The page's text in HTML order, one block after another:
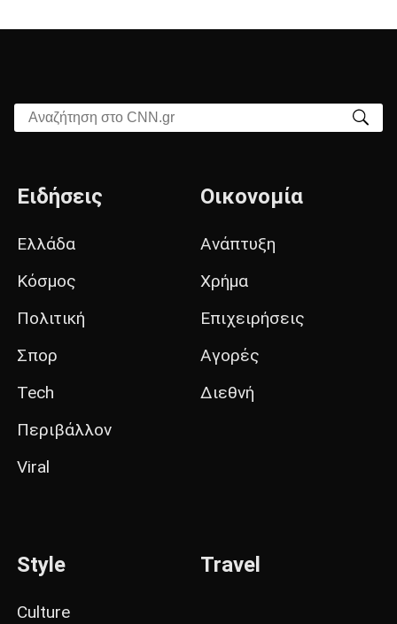
Αναζήτηση στο CNN.gr
Ειδήσεις
Ελλάδα
Κόσμος
Πολιτική
Σπορ
Tech
Περιβάλλον
Viral
Οικονομία
Ανάπτυξη
Χρήμα
Επιχειρήσεις
Αγορές
Διεθνή
Style
Culture
Travel